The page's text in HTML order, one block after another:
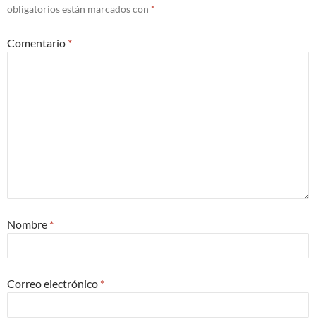
obligatorios están marcados con *
Comentario *
Nombre *
Correo electrónico *